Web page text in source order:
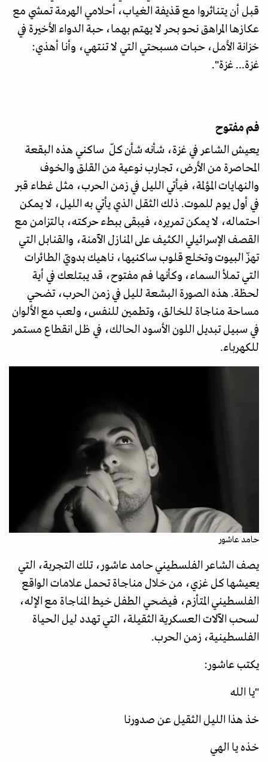
قبل أن يتناثروا مع قذيفة الغياب، أحلامي الهرمة تمشي مع
عكازها المراهق نحو بحر لا يهتم بهما، حبة الدواء الأخيرة في
خزانة الأمل، حبات مسبحتي التي لا تنتهي، وأنا أهذي:
غزة... غزة".
فم مفتوح
يعيش الشاعر في غزة، شأنه شأن كلّ ساكني هذه البقعة
المحاصرة من الأرض، تجارب نوعية من القلق والخوف
والنهايات المؤلمة، فيأتي الليل في زمن الحرب، مثل غطاء قبر
في أول يوم للموت. ذلك الثقل الذي يأتي به الليل، لا يمكن
احتماله، لا يمكن تمريره، فيبقى ببطء حركته، بالتزامن مع
القصف الإسرائيلي الكثيف على المنازل الآمنة، والقنابل التي
تهزّ البيوت وتخلع قلوب ساكنيها، ناهيك بدويّ الطائرات
التي تملأ السماء، وكأنها فم مفتوح، قد يبتلعك في أية
لحظة. هذه الصورة البشعة لليل في زمن الحرب، تضحي
مساحة مناجاة للخالق، وتطمين للنفس، ولعب مع الألوان
في سبيل تبديل اللون الأسود الحالك، في ظل انقطاع مستمر
للكهرباء.
حامد عاشور
يصف الشاعر الفلسطيني حامد عاشور، تلك التجربة، التي
يعيشها كل غزي، من خلال مناجاة تحمل علامات الواقع
الفلسطيني المتأزم، فيضحي الطفل خيط المناجاة مع الإله،
لسحب الآلات العسكرية الثقيلة، التي تهدد ليل الحياة
الفلسطينية، زمن الحرب.
يكتب عاشور:
"يا الله
خذ هذا الليل الثقيل عن صدورنا
خذه يا الهي